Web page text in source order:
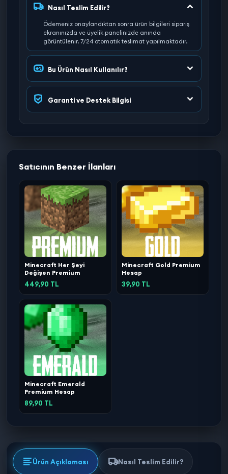
Nasıl Teslim Edilir?
Ödemeniz onaylandıktan sonra ürün bilgileri sipariş
ekranınızda ve üyelik panelinizde anında
görüntülenir. 7/24 otomatik teslimat yapılmaktadır.
Bu Ürün Nasıl Kullanılır?
Garanti ve Destek Bilgisi
Satıcının Benzer İlanları
Minecraft Her Şeyi
Değişen Premium
449,90 TL
Minecraft Gold Premium
Hesap
39,90 TL
Minecraft Emerald
Premium Hesap
89,90 TL
Ürün Açıklaması Nasıl Teslim Edilir?